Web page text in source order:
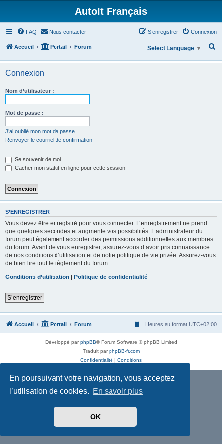
En poursuivant votre navigation, vous acceptez
l’utilisation de cookies. En savoir plus
OK
AutoIt Français
FAQ Nous contacter Connexion
S’enregistrer
Accueil Portail Forum
h
Select Language ▼
Connexion
Nom d’utilisateur :
Mot de passe :
J’ai oublié mon mot de passe
Renvoyer le courriel de confirmation
Se souvenir de moi
Cacher mon statut en ligne pour cette session
S’ENREGISTRER
Vous devez être enregistré pour vous connecter. L’enregistrement ne prend
que quelques secondes et augmente vos possibilités. L’administrateur du
forum peut également accorder des permissions additionnelles aux membres
du forum. Avant de vous enregistrer, assurez-vous d’avoir pris connaissance
de nos conditions d’utilisation et de notre politique de vie privée. Assurez-vous
de bien lire tout le règlement du forum.
Conditions d’utilisation | Politique de confidentialité
S’enregistrer
Accueil Portail Forum Heures au format UTC+02:00
Développé parphpBB® Forum Software © phpBB Limited
Traduit parphpBB-fr.com
Confidentialité | Conditions